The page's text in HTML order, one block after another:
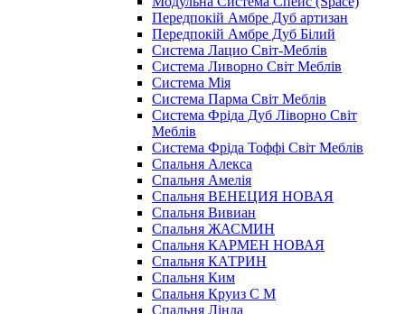
Передпокій Амбре Дуб артизан
Передпокій Амбре Дуб Білий
Система Лацио Світ-Меблів
Система Ливорно Світ Меблів
Система Мія
Система Парма Свiт Меблiв
Система Фріда Дуб Ліворно Світ
Меблів
Система Фріда Тоффі Світ Меблів
Спальня Алекса
Спальня Амелія
Спальня ВЕНЕЦИЯ НОВАЯ
Спальня Вивиан
Спальня ЖАСМИН
Спальня КАРМЕН НОВАЯ
Спальня КАТРИН
Спальня Ким
Спальня Круиз С М
Спальня Лінда